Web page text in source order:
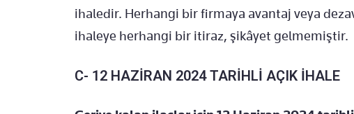
ihaledir. Herhangi bir firmaya avantaj veya
ihaleye herhangi bir itiraz, şikâyet gelmemiştir.
C- 12 HAZİRAN 2024 TARİHLİ AÇIK İHALE